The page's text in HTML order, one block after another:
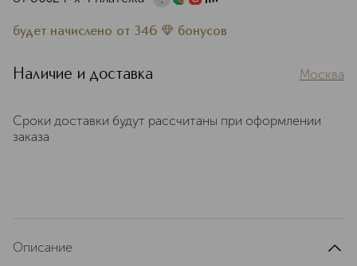
будет начислено от 346 бонусов
Наличие и доставка Москва
Сроки доставки будут рассчитаны при оформлении
заказа
Описание